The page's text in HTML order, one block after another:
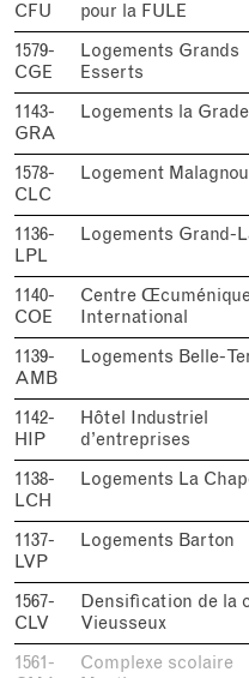
CFU
pour la FULE
1579-
CGE
Logements Grands
Esserts
1143-
GRA
Logements la
1578-
CLC
Logement Malagnou
1136-
LPL
Logements Grand-
1140-
COE
Centre
International
1139-
AMB
Logements Belle-
1142-
HIP
Hôtel Industriel
d’entreprises
1138-
LCH
Logements La
1137-
LVP
Logements Barton
1567-
CLV
Densification de la
Vieusseux
1561-
Complexe scolaire